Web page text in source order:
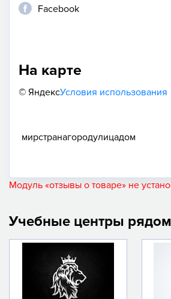
Facebook
На карте
© ЯндексУсловия использования
мирстранагородулицадом
Модуль «отзывы о товаре» не
Учебные центры рядом